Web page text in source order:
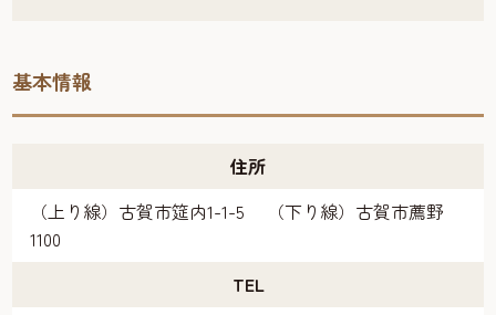
基本情報
住所
（上り線）古賀市筵内1-1-5 （下り線）古賀市薦野
1100
TEL